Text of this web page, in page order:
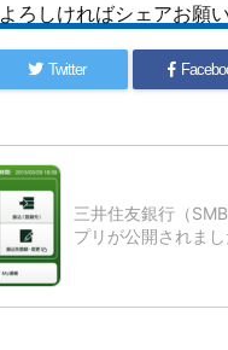
よろしければシェアお願
Twitter
三井住友銀行（
プリが公開されまし